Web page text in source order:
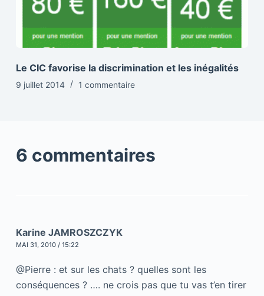
Le CIC favorise la discrimination et les inégalités
9 juillet 2014 1 commentaire
6 commentaires
Karine JAMROSZCZYK
MAI 31, 2010 / 15:22
@Pierre : et sur les chats ? quelles sont les
conséquences ? …. ne crois pas que tu vas t’en tirer